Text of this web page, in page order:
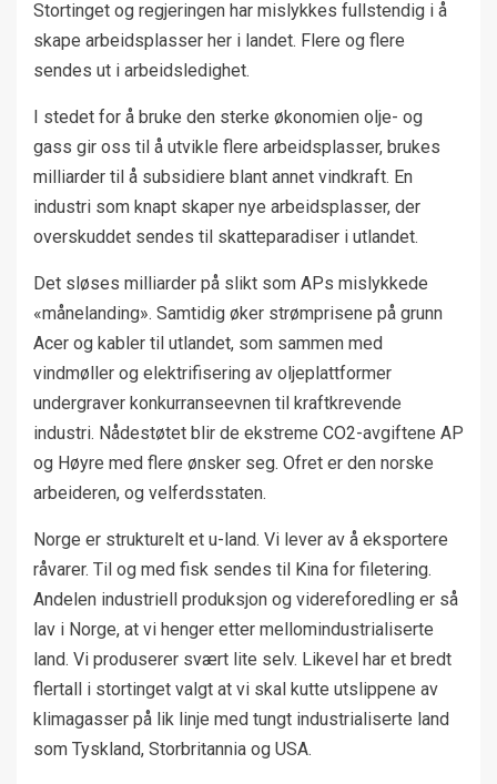
Stortinget og regjeringen har mislykkes fullstendig i å
skape arbeidsplasser her i landet. Flere og flere
sendes ut i arbeidsledighet.
I stedet for å bruke den sterke økonomien olje- og
gass gir oss til å utvikle flere arbeidsplasser, brukes
milliarder til å subsidiere blant annet vindkraft. En
industri som knapt skaper nye arbeidsplasser, der
overskuddet sendes til skatteparadiser i utlandet.
Det sløses milliarder på slikt som APs mislykkede
«månelanding». Samtidig øker strømprisene på grunn
Acer og kabler til utlandet, som sammen med
vindmøller og elektrifisering av oljeplattformer
undergraver konkurranseevnen til kraftkrevende
industri. Nådestøtet blir de ekstreme CO2-avgiftene AP
og Høyre med flere ønsker seg. Ofret er den norske
arbeideren, og velferdsstaten.
Norge er strukturelt et u-land. Vi lever av å eksportere
råvarer. Til og med fisk sendes til Kina for filetering.
Andelen industriell produksjon og videreforedling er så
lav i Norge, at vi henger etter mellomindustrialiserte
land. Vi produserer svært lite selv. Likevel har et bredt
flertall i stortinget valgt at vi skal kutte utslippene av
klimagasser på lik linje med tungt industrialiserte land
som Tyskland, Storbritannia og USA.